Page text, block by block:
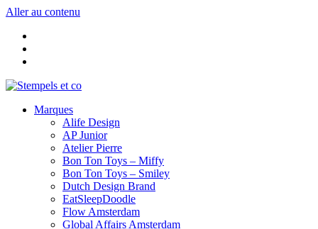
Aller au contenu
Marques
Alife Design
AP Junior
Atelier Pierre
Bon Ton Toys – Miffy
Bon Ton Toys – Smiley
Dutch Design Brand
EatSleepDoodle
Flow Amsterdam
Global Affairs Amsterdam